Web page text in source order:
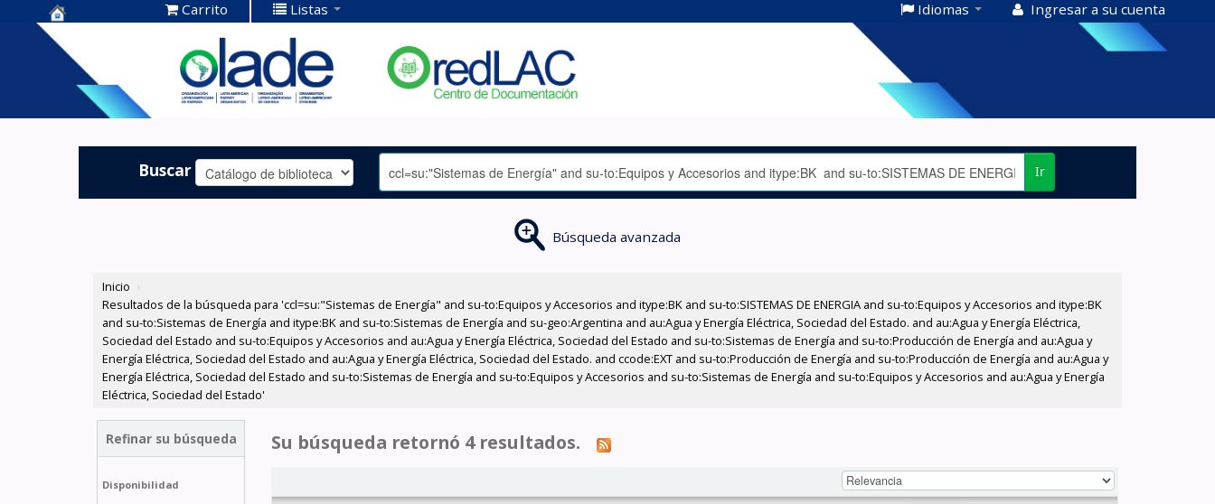
Centro de
Documentación
OLADE -
Carrito Listas Idiomas Ingresar a su cuenta
Buscar Ir
Búsqueda avanzada
Inicio ›
Resultados de la búsqueda para 'ccl=su:"Sistemas de Energía" and su-to:Equipos y Accesorios and itype:BK and su-to:SISTEMAS DE ENERGIA and su-to:Equipos y Accesorios and itype:BK
and su-to:Sistemas de Energía and itype:BK and su-to:Sistemas de Energía and su-geo:Argentina and au:Agua y Energía Eléctrica, Sociedad del Estado. and au:Agua y Energía Eléctrica,
Sociedad del Estado and su-to:Equipos y Accesorios and au:Agua y Energía Eléctrica, Sociedad del Estado and su-to:Sistemas de Energía and su-to:Producción de Energía and au:Agua y
Energía Eléctrica, Sociedad del Estado and au:Agua y Energía Eléctrica, Sociedad del Estado. and ccode:EXT and su-to:Producción de Energía and su-to:Producción de Energía and au:Agua y
Energía Eléctrica, Sociedad del Estado and su-to:Sistemas de Energía and su-to:Equipos y Accesorios and su-to:Sistemas de Energía and su-to:Equipos y Accesorios and au:Agua y Energía
Eléctrica, Sociedad del Estado'
Refinar su búsqueda
Disponibilidad
Su búsqueda retornó 4 resultados.